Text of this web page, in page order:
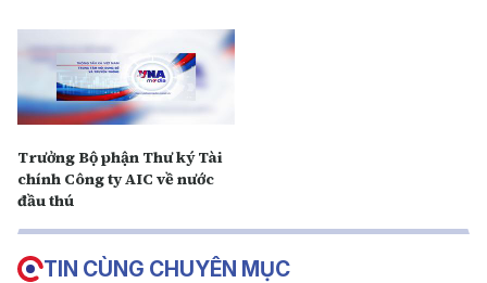
Trưởng Bộ phận Thư ký Tài
chính Công ty AIC về nước
đầu thú
TIN CÙNG CHUYÊN MỤC